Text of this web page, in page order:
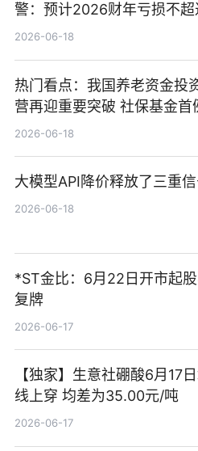
警：预计2026财年亏损不超
1000万港元
2026-06-18
热门看点：我国养老资金投
营再迎重要突破 社保基金首
货账户完成开立
2026-06-18
大模型API降价释放了三重
2026-06-18
*ST金比：6月22日开市起
复牌
2026-06-17
【独家】生意社硼酸6月17
线上穿 均差为35.00元/吨
2026-06-17